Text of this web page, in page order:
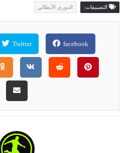
التصنيفات: الدوري الأيطالي
facebook
Twitter